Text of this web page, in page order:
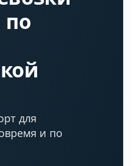
по
для
и по